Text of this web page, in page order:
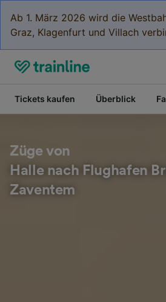
Ab 1. März 2026 wird die
Graz, Klagenfurt und Villach
Tickets kaufen Überblick
Züge von
Halle nach Flughafen
Zaventem